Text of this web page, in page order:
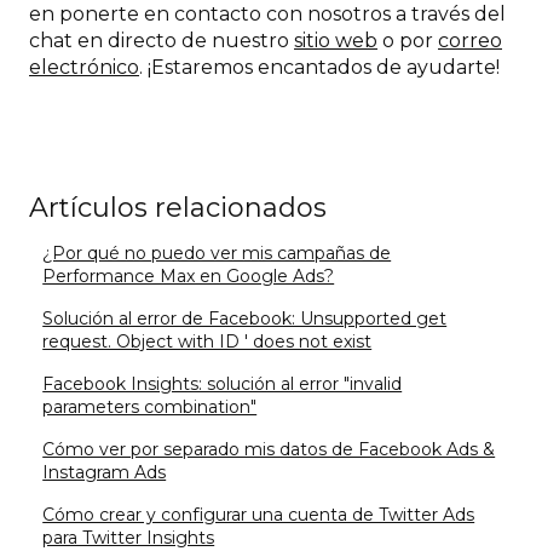
en ponerte en contacto con nosotros a través del
chat en directo de nuestro sitio web o por correo
electrónico. ¡Estaremos encantados de ayudarte!
Artículos relacionados
¿Por qué no puedo ver mis campañas de
Performance Max en Google Ads?
Solución al error de Facebook: Unsupported get
request. Object with ID ' does not exist
Facebook Insights: solución al error "invalid
parameters combination"
Cómo ver por separado mis datos de Facebook Ads &
Instagram Ads
Cómo crear y configurar una cuenta de Twitter Ads
para Twitter Insights